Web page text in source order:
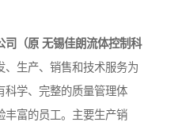
司（原 无锡佳朗流体控制科
、生产、销售和技术服务为
科学、完整的质量管理体
丰富的员工。主要生产销